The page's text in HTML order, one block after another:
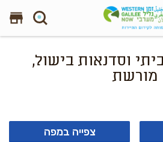
וסדנאות בישול,
מורשת
צפייה במפה